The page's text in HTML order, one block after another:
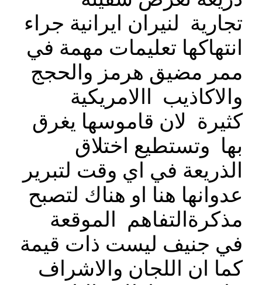
تجارية لنيران ايرانية جراء
انتهاكها تعليمات مهمة في
ممر مضيق هرمز والحجج
والاكاذيب االامريكية
كثيرة لان قاموسها يغرق
بها وتستطيع اختلاق
الذريعة في اي وقت لتبرير
عدوانها هنا او هناك لتصبح
مذكرةالتفاهم الموقعة
في جنيف ليست ذات قيمة
كما ان اللجان والاشراف